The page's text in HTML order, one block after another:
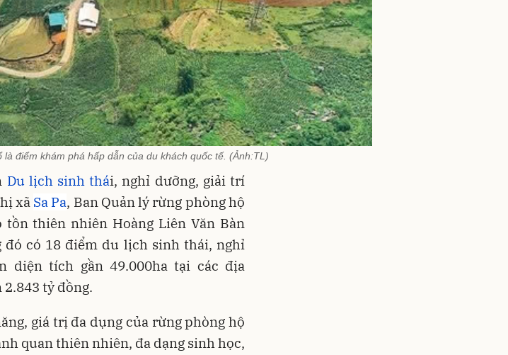
điểm khám phá hấp dẫn của du khách quốc tế. (Ảnh:TL)
Du lịch sinh thái, nghỉ dưỡng, giải trí
xã Sa Pa, Ban Quản lý rừng phòng hộ
tồn thiên nhiên Hoàng Liên Văn Bàn
đó có 18 điểm du lịch sinh thái, nghỉ
diện tích gần 49.000ha tại các địa
tỷ đồng.
giá trị đa dụng của rừng phòng hộ
quan thiên nhiên, đa dạng sinh học,